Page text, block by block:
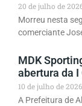
20 de julho de
Morreu nesta
comerciante
MDK
abertura da
10 de julho de 2026
A Prefeitura de